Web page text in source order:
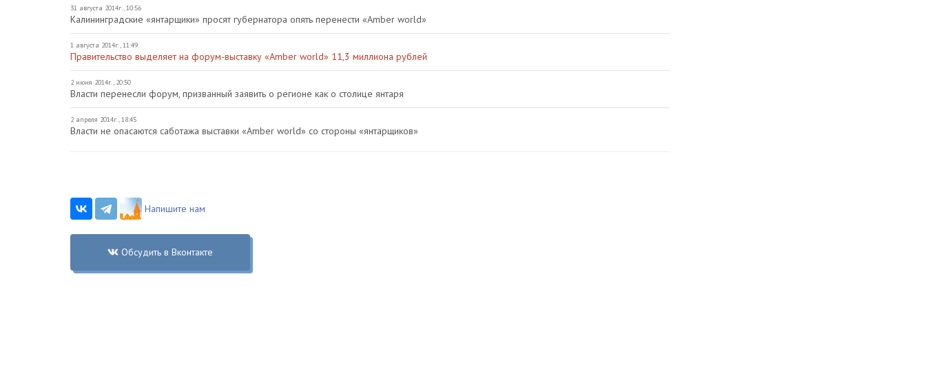
31 августа 2014г., 10:56
Калининградские «янтарщики» просят губернатора опять перенести «Amber world»
1 августа 2014г., 11:49
Правительство выделяет на форум-выставку «Amber world» 11,3 миллиона рублей
2 июня 2014г., 20:50
Власти перенесли форум, призванный заявить о регионе как о столице янтаря
2 апреля 2014г., 18:45
Власти не опасаются саботажа выставки «Amber world» со стороны «янтарщиков»
Напишите нам
Обсудить в Вконтакте